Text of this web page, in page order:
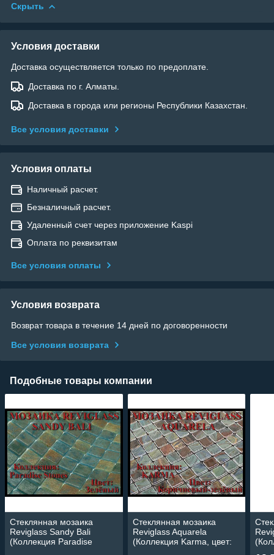
Скрыть
Условия доставки
Доставка осуществляется только по предоплате.
Доставка по г. Алматы.
Доставка в города или регионы Республики Казахстан.
Все условия доставки
Условия оплаты
Наличный расчет.
Безналичный расчет.
Удаленный счет через приложение Kaspi
Оплата по реквизитам
Все условия оплаты
Условия возврата
Возврат товара в течение 14 дней по договоренности
Все условия возврата
Подобные товары компании
Стеклянная мозаика
Reviglass Sandy Bali
(Коллекция Paradise
Стеклянная мозаика
Reviglass Aquarela
(Коллекция Karma, цвет: